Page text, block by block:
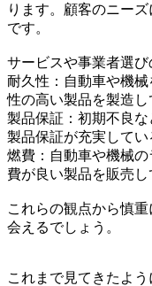
ります。顧客のニー
です。
サービスや事業者選び
耐久性：自動車や機
性の高い製品を製造
製品保証：初期不良な
製品保証が充実して
燃費：自動車や機械
費が良い製品を販売
これらの観点から慎
会えるでしょう。
これまで見てきたよ